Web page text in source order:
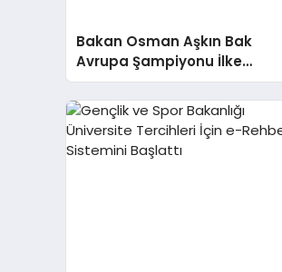
Bakan Osman Aşkın Bak
Avrupa Şampiyonu İlke
Özyüksel Mihrioğlu’nu Tebrik
Etti